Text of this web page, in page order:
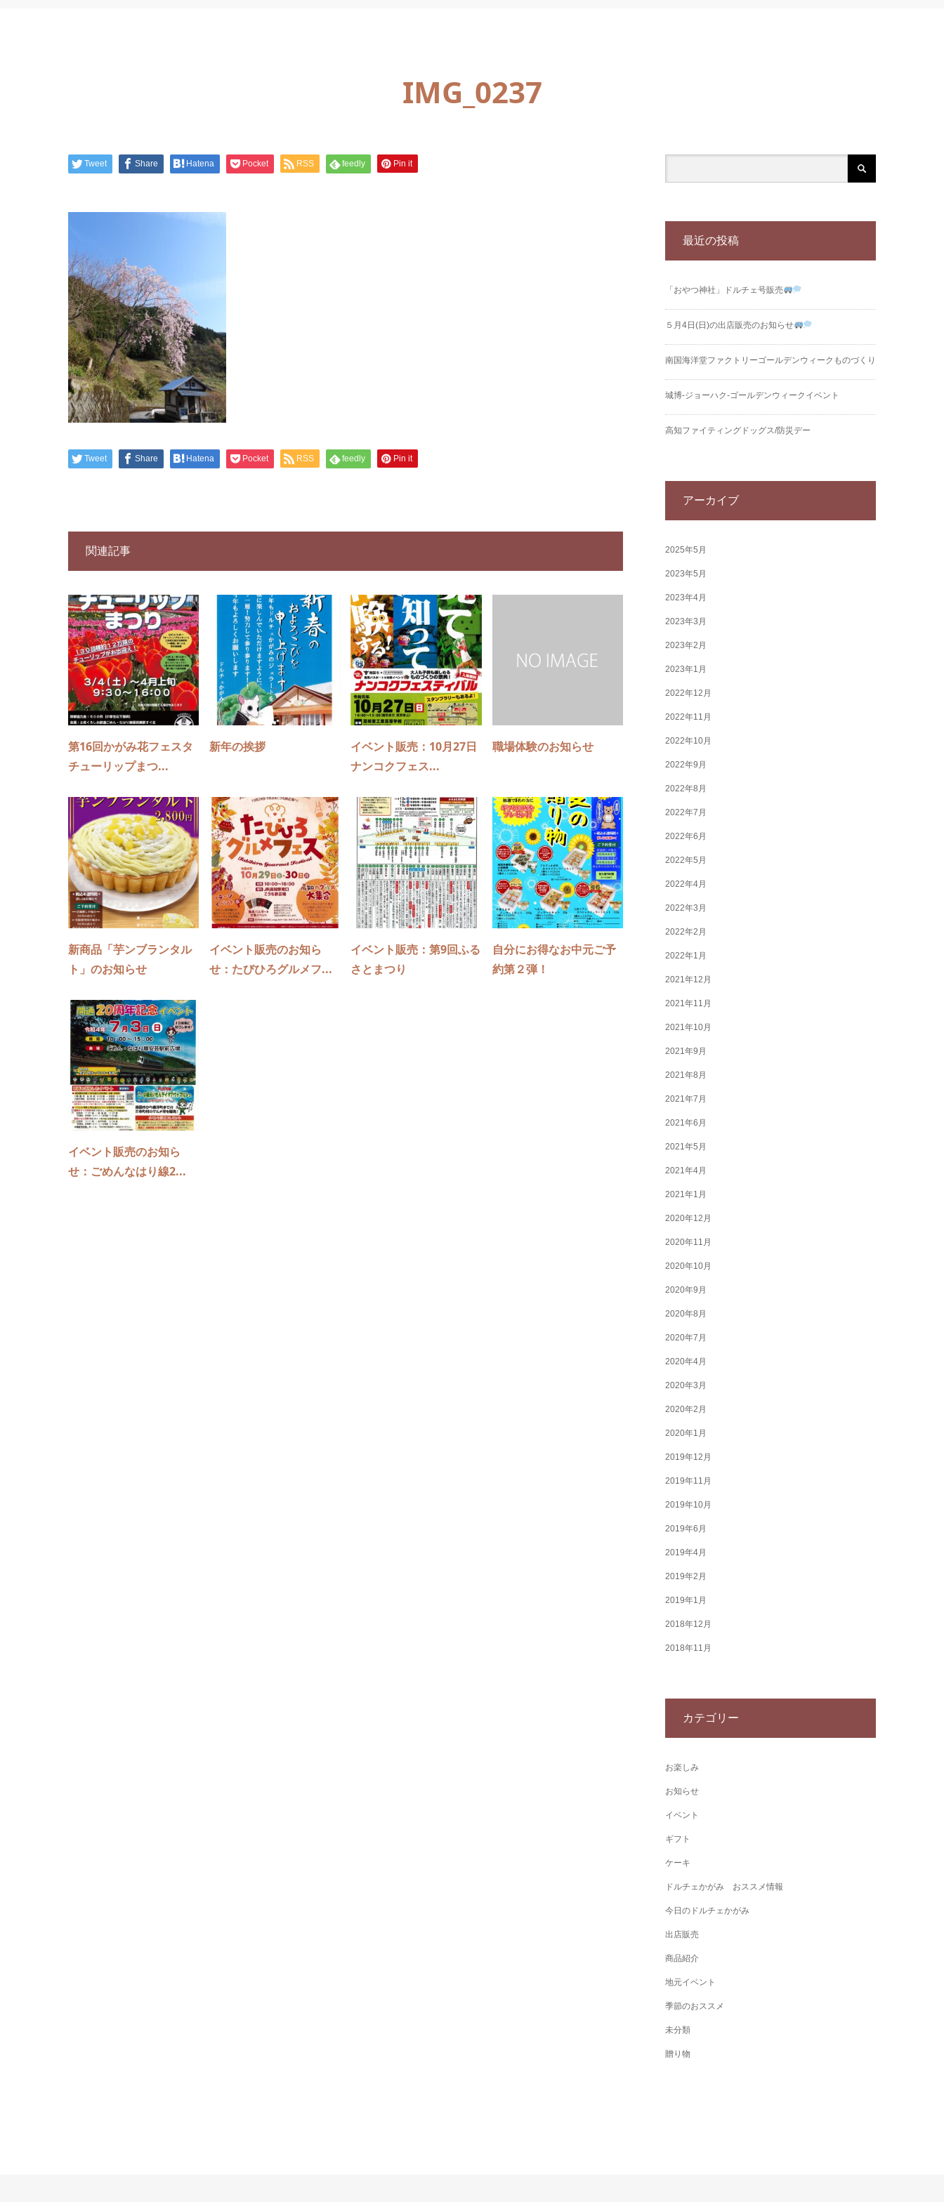
IMG_0237
Tweet Share Hatena Pocket RSS feedly Pin it
Tweet Share Hatena Pocket RSS feedly Pin it
関連記事
第16回かがみ花フェスタ
チューリップまつ...
新年の挨拶
イベント販売：10月27日
ナンコクフェス...
職場体験のお知らせ
新商品「芋ンブランタル
ト」のお知らせ
イベント販売のお知ら
せ：たびひろグルメフ...
イベント販売：第9回ふる
さとまつり
自分にお得なお中元ご予
約第２弾！
イベント販売のお知ら
せ：ごめんなはり線2...
最近の投稿
「おやつ神社」ドルチェ号販売
５月4日(日)の出店販売のお知らせ
南国海洋堂ファクトリーゴールデンウィークものづくり
城博‐ジョーハク‐ゴールデンウィークイベント
高知ファイティングドッグス/防災デー
アーカイブ
2025年5月
2023年5月
2023年4月
2023年3月
2023年2月
2023年1月
2022年12月
2022年11月
2022年10月
2022年9月
2022年8月
2022年7月
2022年6月
2022年5月
2022年4月
2022年3月
2022年2月
2022年1月
2021年12月
2021年11月
2021年10月
2021年9月
2021年8月
2021年7月
2021年6月
2021年5月
2021年4月
2021年1月
2020年12月
2020年11月
2020年10月
2020年9月
2020年8月
2020年7月
2020年4月
2020年3月
2020年2月
2020年1月
2019年12月
2019年11月
2019年10月
2019年6月
2019年4月
2019年2月
2019年1月
2018年12月
2018年11月
カテゴリー
お楽しみ
お知らせ
イベント
ギフト
ケーキ
ドルチェかがみ おススメ情報
今日のドルチェかがみ
出店販売
商品紹介
地元イベント
季節のおススメ
未分類
贈り物